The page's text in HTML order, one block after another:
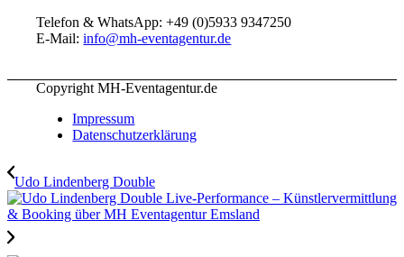
Telefon & WhatsApp: +49 (0)5933 9347250
E-Mail:info@mh-eventagentur.de
Copyright MH-Eventagentur.de
Impressum
Datenschutzerklärung
Udo Lindenberg Double